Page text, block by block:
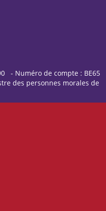
- Numéro de compte : BE65
des personnes morales de